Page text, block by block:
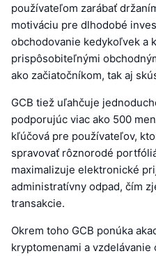
používateľom zarábať
motiváciu pre dlhodobé
obchodovanie kedykoľvek a
prispôsobiteľnými
ako začiatočníkom, tak aj
GCB tiež uľahčuje
podporujúc viac ako 500
kľúčová pre používateľov,
spravovať rôznorodé
maximalizuje elektronické
administratívny odpad, čím
transakcie.
Okrem toho GCB ponúka
kryptomenami a